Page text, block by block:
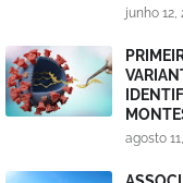
junho 12,
agosto